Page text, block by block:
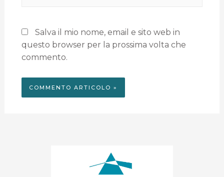
Salva il mio nome, email e sito web in
questo browser per la prossima volta che
commento.